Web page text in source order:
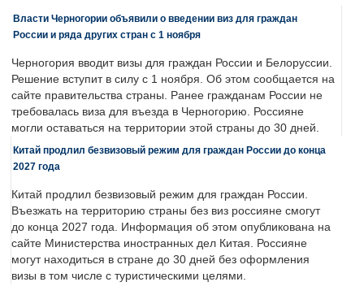
Власти Черногории объявили о введении виз для граждан
России и ряда других стран с 1 ноября
Черногория вводит визы для граждан России и Белоруссии.
Решение вступит в силу с 1 ноября. Об этом сообщается на
сайте правительства страны. Ранее гражданам России не
требовалась виза для въезда в Черногорию. Россияне
могли оставаться на территории этой страны до 30 дней.
Китай продлил безвизовый режим для граждан России до конца
2027 года
Китай продлил безвизовый режим для граждан России.
Въезжать на территорию страны без виз россияне смогут
до конца 2027 года. Информация об этом опубликована на
сайте Министерства иностранных дел Китая. Россияне
могут находиться в стране до 30 дней без оформления
визы в том числе с туристическими целями.